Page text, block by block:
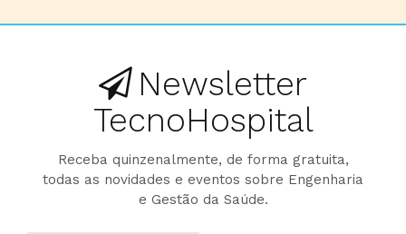
Newsletter
TecnoHospital
Receba quinzenalmente, de forma gratuita,
todas as novidades e eventos sobre Engenharia
e Gestão da Saúde.